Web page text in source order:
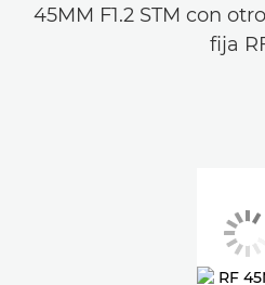
45MM F1.2 STM con
fija